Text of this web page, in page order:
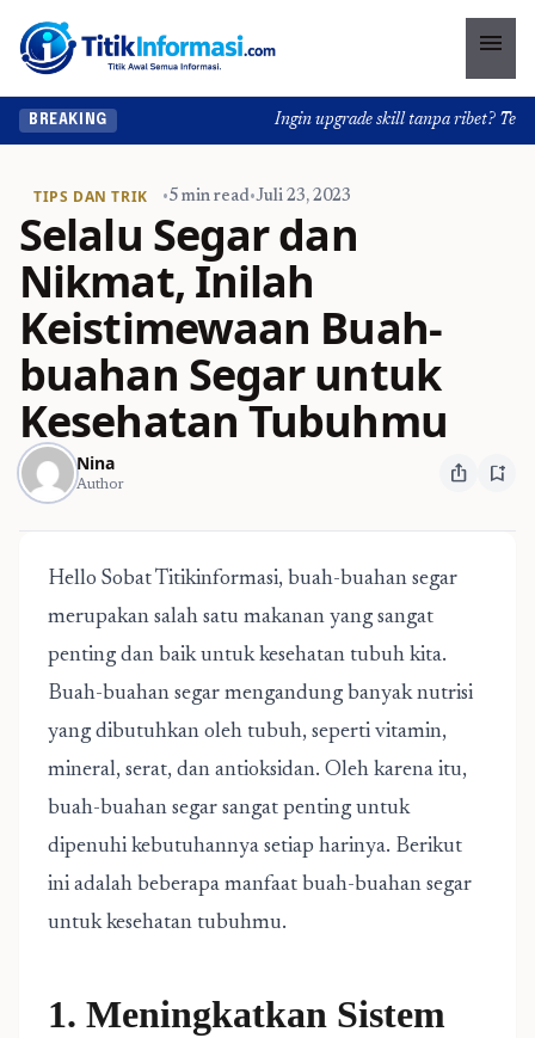
menu
BREAKING Ingin upgrade skill tanpa ribet?
TIPS DAN TRIK •5 min read•Juli 23, 2023
Selalu Segar dan
Nikmat, Inilah
Keistimewaan Buah-
buahan Segar untuk
Kesehatan Tubuhmu
Nina
Author ios_share bookmark_add
Hello Sobat Titikinformasi, buah-buahan segar
merupakan salah satu makanan yang sangat
penting dan baik untuk kesehatan tubuh kita.
Buah-buahan segar mengandung banyak nutrisi
yang dibutuhkan oleh tubuh, seperti vitamin,
mineral, serat, dan antioksidan. Oleh karena itu,
buah-buahan segar sangat penting untuk
dipenuhi kebutuhannya setiap harinya. Berikut
ini adalah beberapa manfaat buah-buahan segar
untuk kesehatan tubuhmu.
1. Meningkatkan Sistem